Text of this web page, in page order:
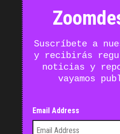
Suscríbete a
y recibirás
noticias y
vayamos
Email Address